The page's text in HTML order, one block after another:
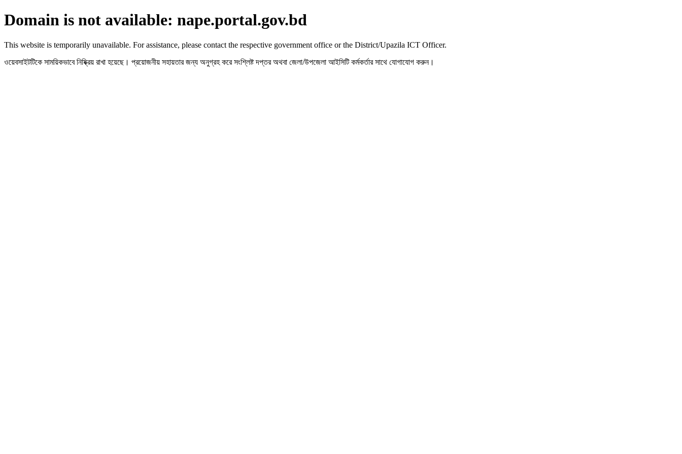
Domain is not available: nape.portal.gov.bd
This website is temporarily unavailable. For assistance, please contact the respective government office or the District/Upazila ICT Officer.
ওয়েবসাইটটিকে সাময়িকভাবে নিষ্ক্রিয় রাখা হয়েছে। প্রয়োজনীয় সহায়তার জন্য অনুগ্রহ করে সংশ্লিষ্ট দপ্তর অথবা জেলা/উপজেলা আইসিটি কর্মকর্তার সাথে যোগাযোগ করুন।